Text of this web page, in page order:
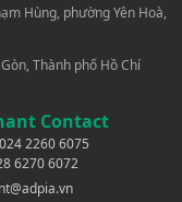
Hùng, phường Yên Hoà,
Thành phố Hồ Chí
Contact
024 2260 6075
6270 6072